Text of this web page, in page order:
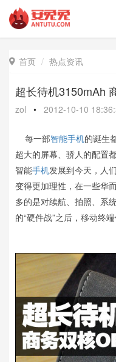
 首页 热点资讯
超长待机3150mAh
zol • 2012-10-10
每一部智能手机的诞生
超大的屏幕、骄人的配置
智能手机发展到今天，人
变得更加理性，在一些华
多的是对续航、拍照、系
的“硬件战”之后，移动终